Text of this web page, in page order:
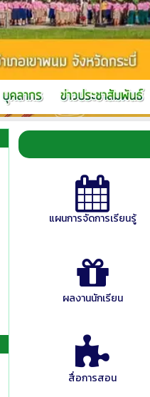
แผนการจัดการเรียนรู้
ผลงานนักเรียน
สื่อการสอน